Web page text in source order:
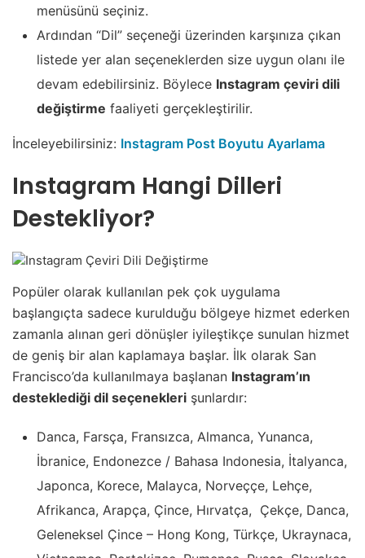
menüsünü seçiniz.
Ardından “Dil” seçeneği üzerinden karşınıza çıkan
listede yer alan seçeneklerden size uygun olanı ile
devam edebilirsiniz. Böylece Instagram çeviri dili
değiştirme faaliyeti gerçekleştirilir.
İnceleyebilirsiniz: Instagram Post Boyutu Ayarlama
Instagram Hangi Dilleri
Destekliyor?
Popüler olarak kullanılan pek çok uygulama
başlangıçta sadece kurulduğu bölgeye hizmet ederken
zamanla alınan geri dönüşler iyileştikçe sunulan hizmet
de geniş bir alan kaplamaya başlar. İlk olarak San
Francisco’da kullanılmaya başlanan Instagram’ın
desteklediği dil seçenekleri şunlardır:
Danca, Farsça, Fransızca, Almanca, Yunanca,
İbranice, Endonezce / Bahasa Indonesia, İtalyanca,
Japonca, Korece, Malayca, Norveççe, Lehçe,
Afrikanca, Arapça, Çince, Hırvatça, Çekçe, Danca,
Geleneksel Çince – Hong Kong, Türkçe, Ukraynaca,